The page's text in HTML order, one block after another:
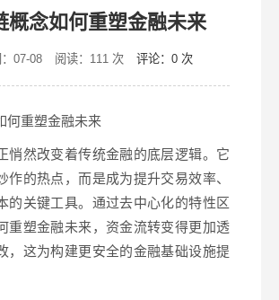
概念如何重塑金融未来
07-08 阅读：111 次 评论：0 次
何重塑金融未来
悄然改变着传统金融的底层逻辑。它
作的热点，而是成为提升交易效率、
的关键工具。通过去中心化的特性区
重塑金融未来，资金流转变得更加透
，这为构建更安全的金融基础设施提